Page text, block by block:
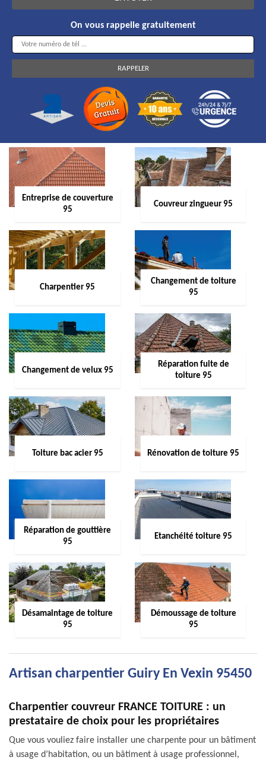
On vous rappelle gratuitement
Entreprise de couverture
95
Couvreur zingueur 95
Charpentier 95
Changement de toiture
95
Changement de velux 95
Réparation fuite de
toiture 95
Toiture bac acier 95 Rénovation de toiture 95
Réparation de gouttière
95
Etanchéité toiture 95
Désamaintage de toiture
95
Démoussage de toiture
95
Artisan charpentier Guiry En Vexin 95450
Charpentier couvreur FRANCE TOITURE : un
prestataire de choix pour les propriétaires
Que vous vouliez faire installer une charpente pour un bâtiment
à usage d’habitation, ou un bâtiment à usage professionnel,